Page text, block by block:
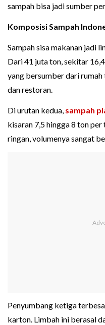
sampah bisa jadi sumber
Komposisi Sampah
Sampah sisa makanan jadi
Dari 41 juta ton, sekitar
yang bersumber dari rumah
dan restoran.
Di urutan kedua, sampah
kisaran 7,5 hingga 8 ton
ringan, volumenya sangat
Penyumbang ketiga
karton. Limbah ini berasal